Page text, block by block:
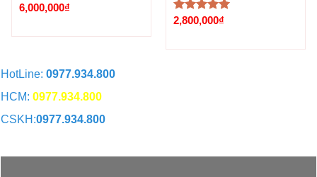
Được xếp
6,000,000₫
Được xếp
2,800,000₫
HotLine: 0977.934.800
HCM: 0977.934.800
CSKH:0977.934.800